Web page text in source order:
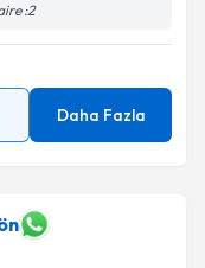
:2
Daha Fazla